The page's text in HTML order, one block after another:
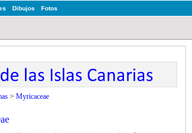
Dibujos Fotos
> Myricaceae